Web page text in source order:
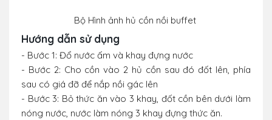
Bộ Hình ảnh hủ cồn nồi buffet
Hướng dẫn sử dụng
- Bước 1: Đổ nước ấm và khay đựng nước
- Bước 2: Cho cồn vào 2 hủ cồn sau đó đốt lên, phía
sau có giá đỡ để nắp nồi gác lên
- Bước 3: Bỏ thức ăn vào 3 khay, đốt cồn bên dưới làm
nóng nước, nước làm nóng 3 khay đựng thức ăn.